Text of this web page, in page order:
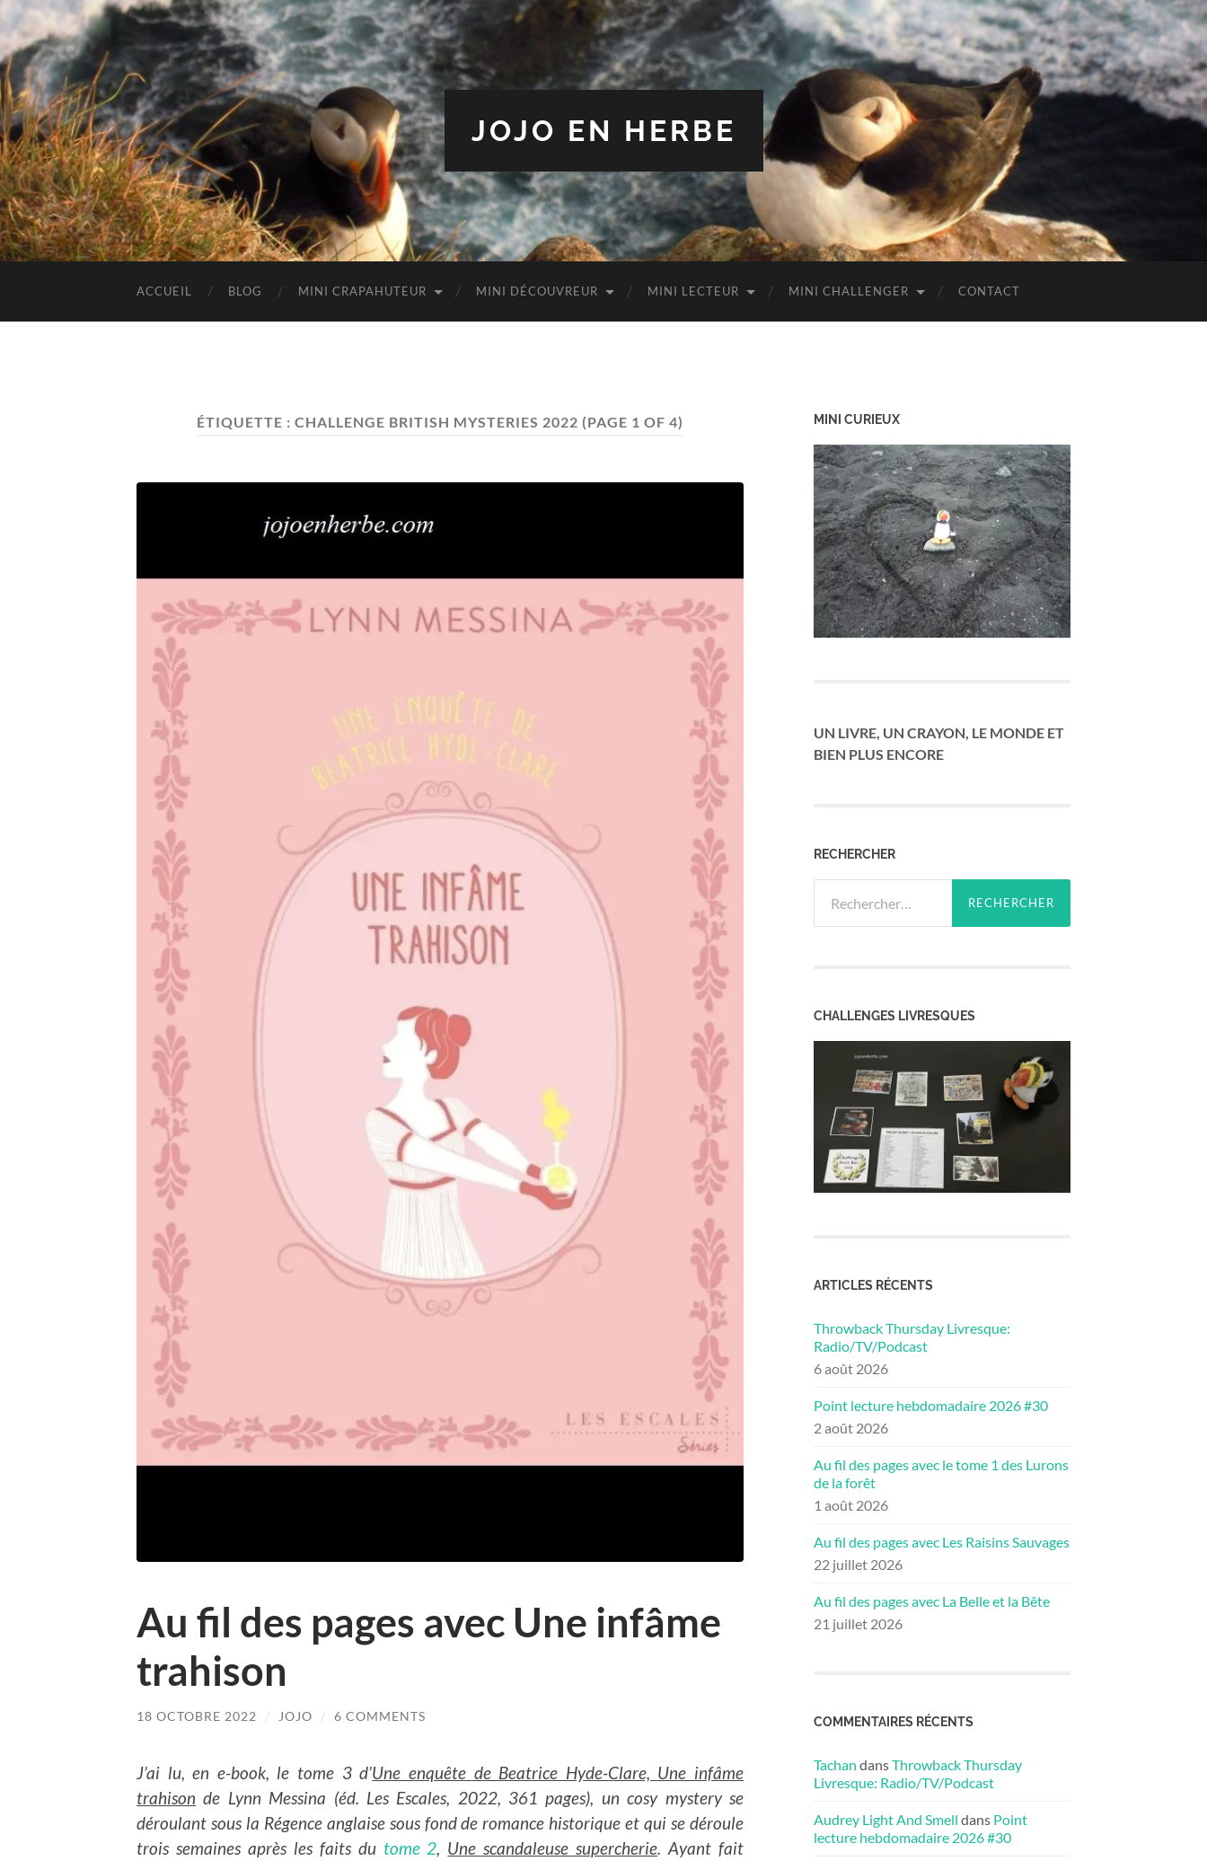
JOJO EN HERBE
ACCUEIL BLOG MINI CRAPAHUTEUR MINI DÉCOUVREUR MINI LECTEUR MINI CHALLENGER CONTACT
ÉTIQUETTE : CHALLENGE BRITISH MYSTERIES 2022 (PAGE 1 OF 4)
Au fil des pages avec Une infâme
trahison
18 OCTOBRE 2022 / JOJO / 6 COMMENTS
J’ai lu, en e-book, le tome 3 d’Une enquête de Beatrice Hyde-Clare, Une infâme
trahison de Lynn Messina (éd. Les Escales, 2022, 361 pages), un cosy mystery se
déroulant sous la Régence anglaise sous fond de romance historique et qui se déroule
trois semaines après les faits du tome 2, Une scandaleuse supercherie. Ayant fait
MINI CURIEUX
UN LIVRE, UN CRAYON, LE MONDE ET
BIEN PLUS ENCORE
RECHERCHER
CHALLENGES LIVRESQUES
ARTICLES RÉCENTS
Throwback Thursday Livresque:
Radio/TV/Podcast
6 août 2026
Point lecture hebdomadaire 2026 #30
2 août 2026
Au fil des pages avec le tome 1 des Lurons
de la forêt
1 août 2026
Au fil des pages avec Les Raisins Sauvages
22 juillet 2026
Au fil des pages avec La Belle et la Bête
21 juillet 2026
COMMENTAIRES RÉCENTS
Tachan dansThrowback Thursday
Livresque: Radio/TV/Podcast
Audrey Light And Smell dans Point
lecture hebdomadaire 2026 #30